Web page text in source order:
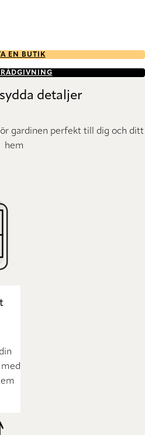
EN BUTIK
RÅDGIVNING
detaljer
gardinen perfekt till dig och ditt
hem